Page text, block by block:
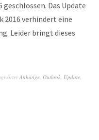
Das Update
2016 verhindert eine
Leider bringt dieses
Anhänge, Outlook, Update,